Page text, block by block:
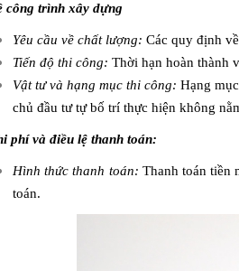
công trình xây dựng
Yêu cầu về chất lượng: Các quy định
Tiến độ thi công: Thời hạn hoàn thành
Vật tư và hạng mục thi công: Hạng
chủ đầu tư tự bố trí thực hiện không
phí và điều lệ thanh toán:
Hình thức thanh toán: Thanh toán tiền
toán.